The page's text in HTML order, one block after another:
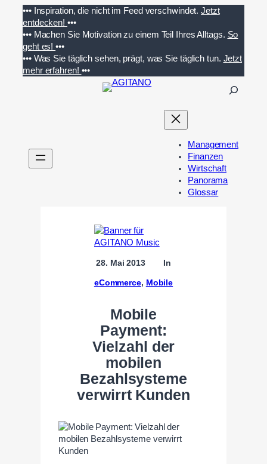
Inhalt
springen
••• Inspiration, die nicht im Feed verschwindet. Jetzt
entdecken! •••
••• Machen Sie Motivation zu einem Teil Ihres Alltags. So
geht es!•••
••• Was Sie täglich sehen, prägt, was Sie täglich tun. Jetzt
mehr erfahren! •••
n
Management
Finanzen
Wirtschaft
Panorama
Glossar
28. Mai 2013 In
eCommerce, Mobile
Mobile
Payment:
Vielzahl der
mobilen
Bezahlsysteme
verwirrt Kunden